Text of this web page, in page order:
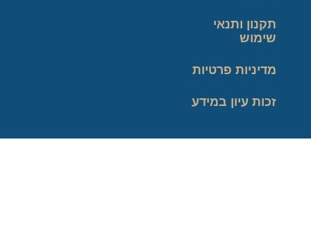
תקנון ותנאי
שימוש
מדיניות פרטיות
זכות עיון במידע